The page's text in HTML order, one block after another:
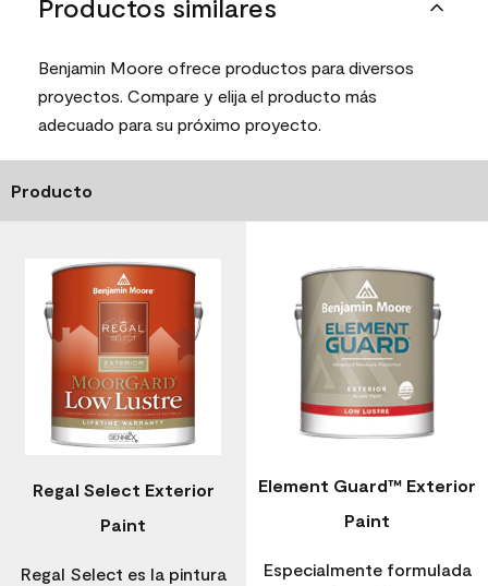
Productos similares
Benjamin Moore ofrece productos para diversos
proyectos. Compare y elija el producto más
adecuado para su próximo proyecto.
Producto
Regal Select Exterior
Paint
Regal Select es la pintura
Element Guard™ Exterior
Paint
Especialmente formulada